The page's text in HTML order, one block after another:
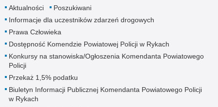
Aktualności
Poszukiwani
Informacje dla uczestników zdarzeń drogowych
Prawa Człowieka
Dostępność Komendzie Powiatowej Policji w Rykach
Konkursy na stanowiska/Ogłoszenia Komendanta Powiatowego
Policji
Przekaż 1,5% podatku
Biuletyn Informacji Publicznej Komendanta Powiatowego Policji
w Rykach